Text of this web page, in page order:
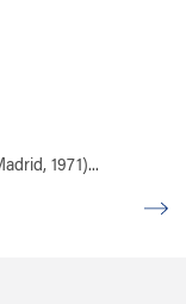
1971)...